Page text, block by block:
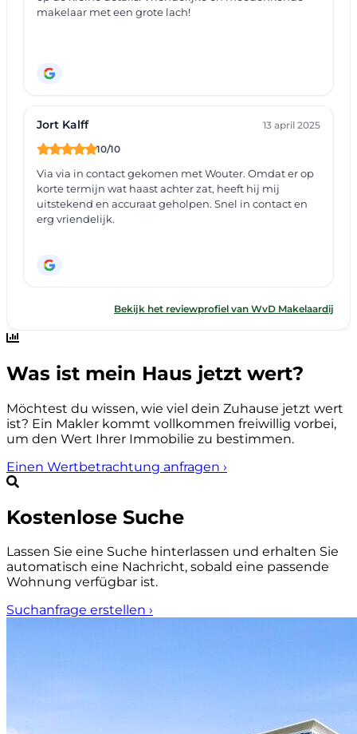
Was ist mein Haus jetzt wert?
Möchtest du wissen, wie viel dein Zuhause jetzt wert
ist? Ein Makler kommt vollkommen freiwillig vorbei,
um den Wert Ihrer Immobilie zu bestimmen.
Einen Wertbetrachtung anfragen ›
Kostenlose Suche
Lassen Sie eine Suche hinterlassen und erhalten Sie
automatisch eine Nachricht, sobald eine passende
Wohnung verfügbar ist.
Suchanfrage erstellen ›